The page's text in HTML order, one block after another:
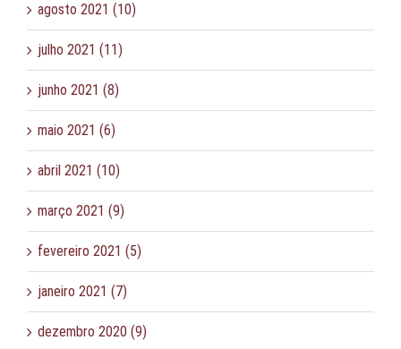
agosto 2021 (10)
julho 2021 (11)
junho 2021 (8)
maio 2021 (6)
abril 2021 (10)
março 2021 (9)
fevereiro 2021 (5)
janeiro 2021 (7)
dezembro 2020 (9)